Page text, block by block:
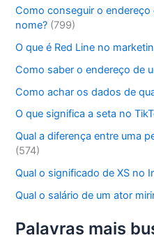
Como conseguir o
nome? (799)
O que é Red Line no
Como saber o endereço de
Como achar os dados de
O que significa a seta no
Qual a diferença entre uma
(574)
Qual o significado de XS no
Qual o salário de um ator
Palavras mais